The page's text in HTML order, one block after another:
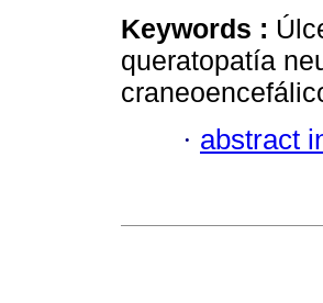
Keywords :
queratopatía
· abstract